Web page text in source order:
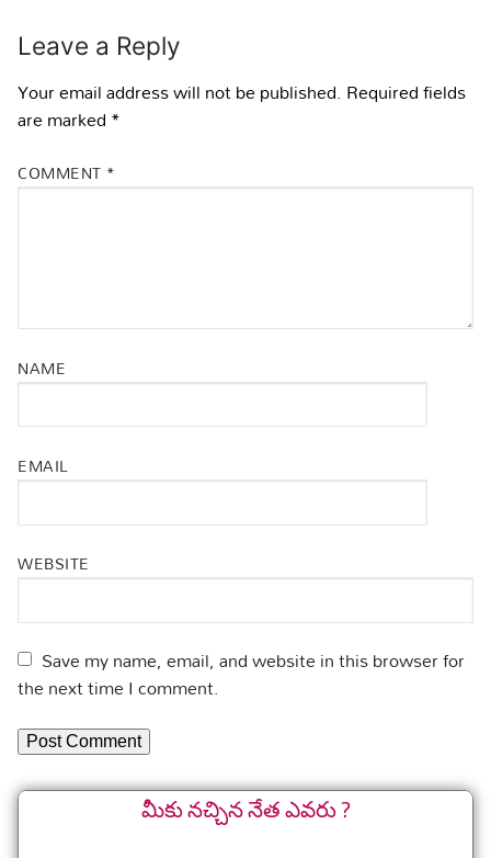
Leave a Reply
Your email address will not be published. Required fields
are marked*
COMMENT *
NAME
EMAIL
WEBSITE
Save my name, email, and website in this browser for
the next time I comment.
మీకు నచ్చిన నేత ఎవరు ?